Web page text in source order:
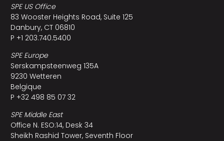
SPE US Office
83 Wooster Heights Road, Suite 125
Danbury, CT 06810
P +1 203.740.5400
SPE Europe
Serskampsteenweg 135A
9230 Wetteren
Belgique
P +32 498 85 07 32
SPE Middle East
Office N. ESO:14, Desk 34
Sheikh Rashid Tower, Seventh Floor